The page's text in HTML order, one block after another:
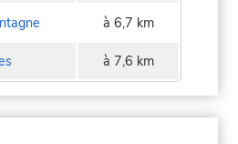
à 6,7 km
à 7,6 km